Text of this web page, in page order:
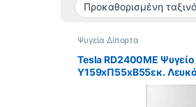
Ψυγεία Δίπορτα
Tesla RD2400ME
Υ159xΠ55xΒ55εκ.